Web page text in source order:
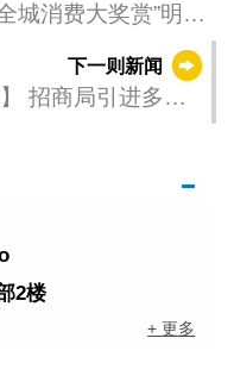
城消费大奖赏”明
下一则新闻
招商局引进多方
2楼
+ 更多